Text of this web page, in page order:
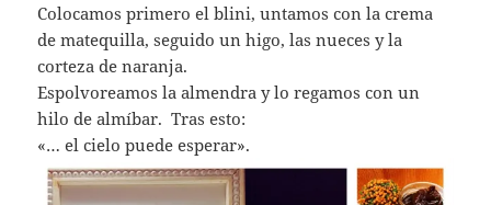
Colocamos primero el blini, untamos con la crema
de matequilla, seguido un higo, las nueces y la
corteza de naranja.
Espolvoreamos la almendra y lo regamos con un
hilo de almíbar. Tras esto:
«… el cielo puede esperar».